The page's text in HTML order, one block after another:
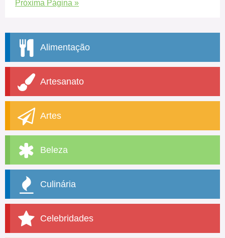
Próxima Página »
Alimentação
Artesanato
Artes
Beleza
Culinária
Celebridades